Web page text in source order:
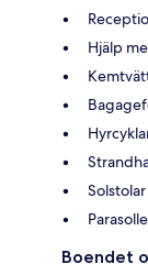
Hjälp
Solstolar
Boendet